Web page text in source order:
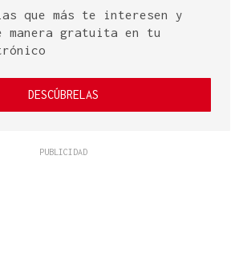
que más te interesen y
manera gratuita en tu
DESCÚBRELAS